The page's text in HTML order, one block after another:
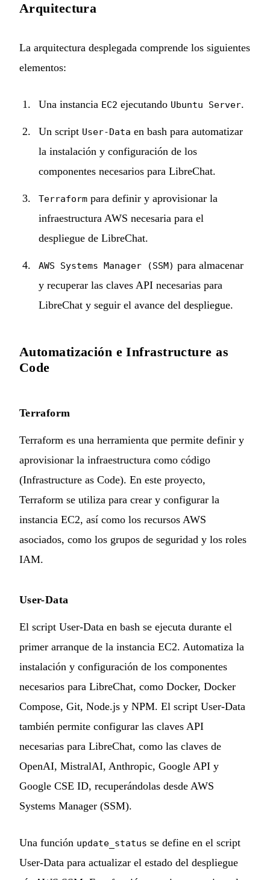
Arquitectura
La arquitectura desplegada comprende los siguientes
elementos:
Una instancia EC2 ejecutando Ubuntu Server.
Un script User-Data en bash para automatizar
la instalación y configuración de los
componentes necesarios para LibreChat.
Terraform para definir y aprovisionar la
infraestructura AWS necesaria para el
despliegue de LibreChat.
AWS Systems Manager (SSM) para almacenar
y recuperar las claves API necesarias para
LibreChat y seguir el avance del despliegue.
Automatización e Infrastructure as
Code
Terraform
Terraform es una herramienta que permite definir y
aprovisionar la infraestructura como código
(Infrastructure as Code). En este proyecto,
Terraform se utiliza para crear y configurar la
instancia EC2, así como los recursos AWS
asociados, como los grupos de seguridad y los roles
IAM.
User-Data
El script User-Data en bash se ejecuta durante el
primer arranque de la instancia EC2. Automatiza la
instalación y configuración de los componentes
necesarios para LibreChat, como Docker, Docker
Compose, Git, Node.js y NPM. El script User-Data
también permite configurar las claves API
necesarias para LibreChat, como las claves de
OpenAI, MistralAI, Anthropic, Google API y
Google CSE ID, recuperándolas desde AWS
Systems Manager (SSM).
Una función update_status se define en el script
User-Data para actualizar el estado del despliegue